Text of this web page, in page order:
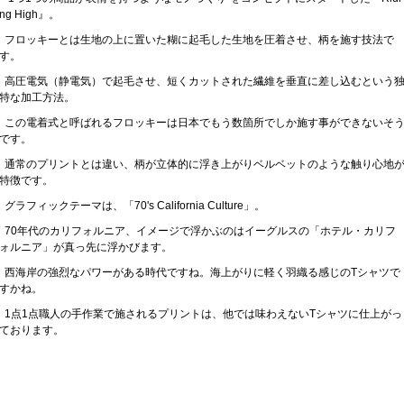
ng High』。
フロッキーとは生地の上に置いた糊に起毛した生地を圧着させ、柄を施す技法で
す。
高圧電気（静電気）で起毛させ、短くカットされた繊維を垂直に差し込むという独
特な加工方法。
この電着式と呼ばれるフロッキーは日本でもう数箇所でしか施す事ができないそう
です。
通常のプリントとは違い、柄が立体的に浮き上がりベルベットのような触り心地が
特徴です。
グラフィックテーマは、「70's California Culture」。
70年代のカリフォルニア、イメージで浮かぶのはイーグルスの「ホテル・カリフ
ォルニア」が真っ先に浮かびます。
西海岸の強烈なパワーがある時代ですね。海上がりに軽く羽織る感じのTシャツで
すかね。
1点1点職人の手作業で施されるプリントは、他では味わえないTシャツに仕上がっ
ております。